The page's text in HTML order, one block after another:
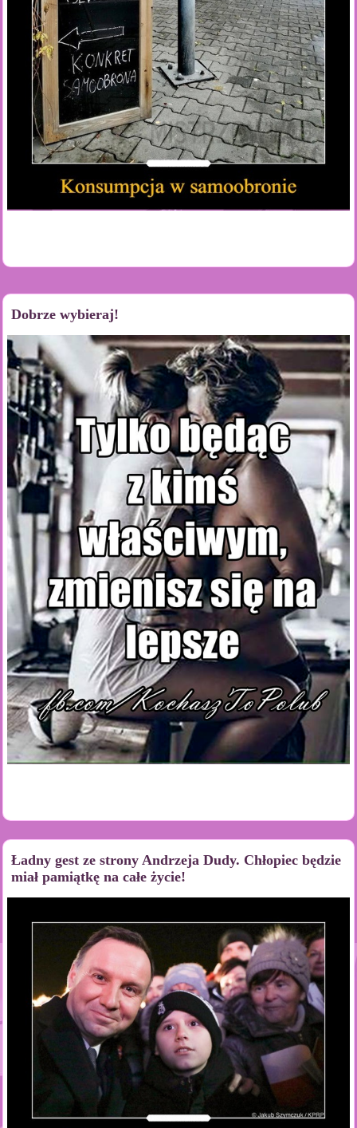
Dobrze wybieraj!
Ładny gest ze strony Andrzeja Dudy. Chłopiec będzie
miał pamiątkę na całe życie!